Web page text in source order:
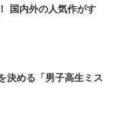
国内外の人気作がす
決める「男子高生ミス